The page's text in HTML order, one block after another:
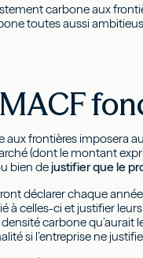
carbone aux
toutes aussi
aux frontières imposera
(dont le montant
bien dejustifier que le
déclarer chaque
à celles-ci et justifier
carbone qu’aurait
si l’entreprise ne